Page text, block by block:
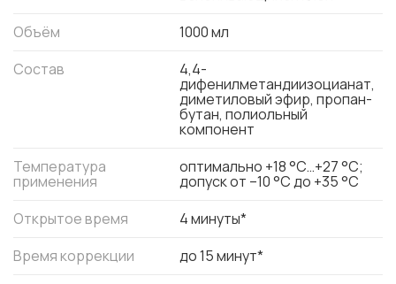
Объём
1000 мл
Состав
4,4-
дифенилметандиизоцианат,
диметиловый эфир, пропан-
бутан, полиольный
компонент
Температура
применения
оптимально +18 °C…+27 °C;
допуск от –10 °C до +35 °C
Открытое время
4 минуты*
Время коррекции
до 15 минут*